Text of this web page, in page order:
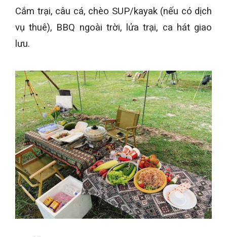
Cắm trại, câu cá, chèo SUP/kayak (nếu có dịch
vụ thuê), BBQ ngoài trời, lửa trại, ca hát giao
lưu.